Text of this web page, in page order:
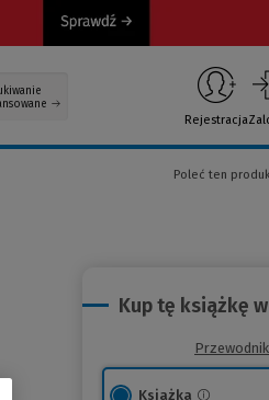
Rejestracja
Poleć ten
Kup tę książkę
Książka